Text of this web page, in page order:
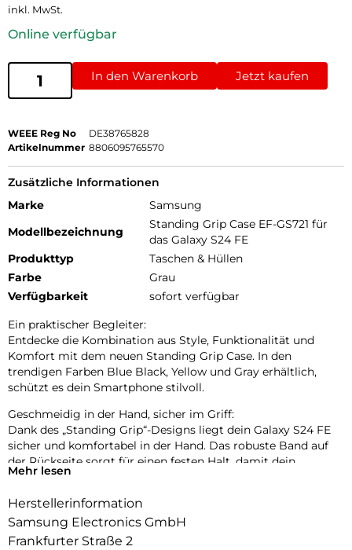
inkl. MwSt.
Online verfügbar
In den Warenkorb Jetzt kaufen
WEEE Reg No
DE38765828
Artikelnummer 8806095765570
Zusätzliche Informationen
Marke
Samsung
Modellbezeichnung
Standing Grip Case EF-GS721 für
das Galaxy S24 FE
Produkttyp
Taschen & Hüllen
Farbe
Grau
Verfügbarkeit
sofort verfügbar
Ein praktischer Begleiter:
Entdecke die Kombination aus Style, Funktionalität und
Komfort mit dem neuen Standing Grip Case. In den
trendigen Farben Blue Black, Yellow und Gray erhältlich,
schützt es dein Smartphone stilvoll.
Geschmeidig in der Hand, sicher im Griff:
Dank des „Standing Grip“-Designs liegt dein Galaxy S24 FE
sicher und komfortabel in der Hand. Das robuste Band auf
der Rückseite sorgt für einen festen Halt, damit dein
Smartphone gut geschützt bei Stürzen bleibt.
Hände frei für maximale Produktivität:
Genieße deine Lieblingsserien, ohne dass du dein
Smartphone ständig festhalten musst. Stelle dein
Mehr lesen
Herstellerinformation
Samsung Electronics GmbH
Frankfurter Straße 2